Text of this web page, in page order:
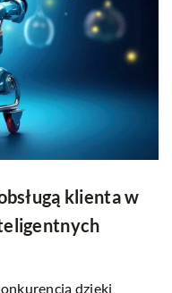
klienta w
dzięki